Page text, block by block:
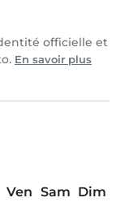
officielle et
En savoir plus
Ven Sam Dim